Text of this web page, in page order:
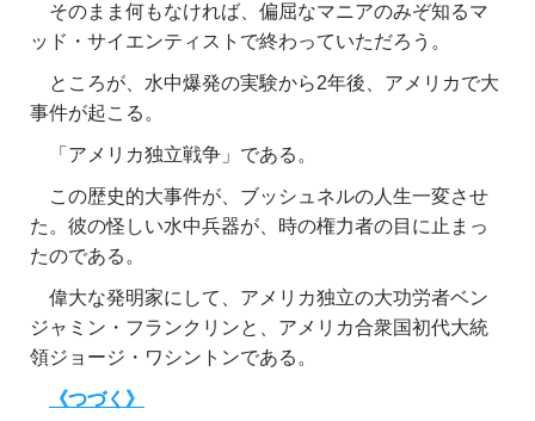
そのまま何もなければ、偏屈なマニアのみぞ知るマ
ッド・サイエンティストで終わっていただろう。
ところが、水中爆発の実験から2年後、アメリカで大
事件が起こる。
「アメリカ独立戦争」である。
この歴史的大事件が、ブッシュネルの人生一変させ
た。彼の怪しい水中兵器が、時の権力者の目に止まっ
たのである。
偉大な発明家にして、アメリカ独立の大功労者ベン
ジャミン・フランクリンと、アメリカ合衆国初代大統
領ジョージ・ワシントンである。
《つづく》